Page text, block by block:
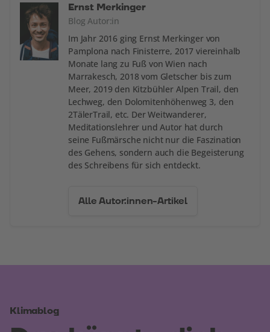
Ernst Merkinger
Blog Autor:in
Im Jahr 2016 ging Ernst Merkinger von
Pamplona nach Finisterre, 2017 viereinhalb
Monate lang zu Fuß von Wien nach
Marrakesch, 2018 vom Gletscher bis zum
Meer, 2019 den Kitzbühler Alpen Trail, den
Lechweg, den Dolomitenhöhenweg 3, den
2TälerTrail, etc. Der Weitwanderer,
Meditationslehrer und Autor hat durch
seine Fußmärsche nicht nur die Faszination
des Gehens, sondern auch die Begeisterung
des Schreibens für sich entdeckt.
Alle Autor:innen-Artikel
Klimablog